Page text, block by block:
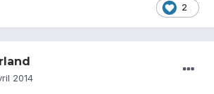
2
2014